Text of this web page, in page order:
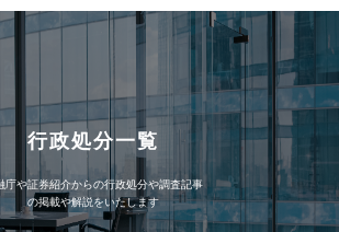
行政処分一覧
庁や証券紹介からの行政処分や調査記事
の掲載や解説をいたします